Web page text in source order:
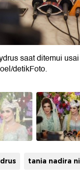
saat ditemui
detikFoto.
tania nadira